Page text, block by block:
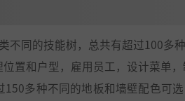
不同的技能树，总共有超过100多种
置和户型，雇用员工，设计菜单，
150多种不同的地板和墙壁配色可